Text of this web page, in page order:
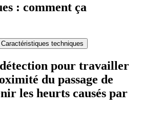
: comment ça
Caractéristiques techniques
pour travailler
du passage de
les heurts causés par